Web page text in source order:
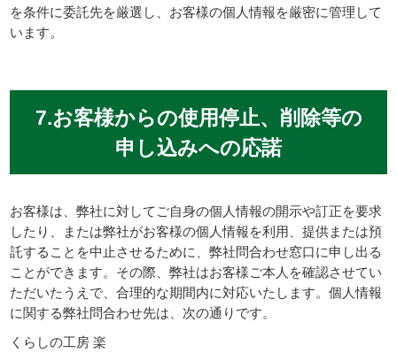
を条件に委託先を厳選し、お客様の個人情報を厳密に管理して
います。
7.お客様からの使用停止、削除等の
申し込みへの応諾
お客様は、弊社に対してご自身の個人情報の開示や訂正を要求
したり、または弊社がお客様の個人情報を利用、提供または預
託することを中止させるために、弊社問合わせ窓口に申し出る
ことができます。その際、弊社はお客様ご本人を確認させてい
ただいたうえで、合理的な期間内に対応いたします。個人情報
に関する弊社問合わせ先は、次の通りです。
くらしの工房 楽